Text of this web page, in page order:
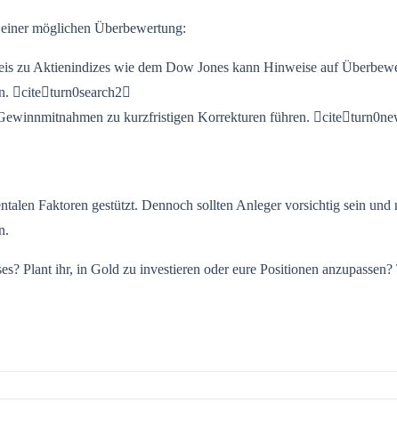
möglichen Überbewertung:
zu Aktienindizes wie dem Dow Jones kann Hinweise auf
citeturn0search2
zu kurzfristigen Korrekturen führen.
Faktoren gestützt. Dennoch sollten Anleger vorsichtig sein
Plant ihr, in Gold zu investieren oder eure Positionen